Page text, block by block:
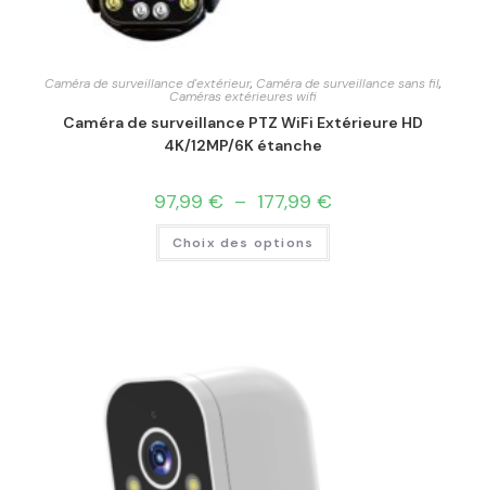
Caméra de surveillance d'extérieur, Caméra de surveillance sans fil,
Caméras extérieures wifi
Caméra de surveillance PTZ WiFi Extérieure HD
4K/12MP/6K étanche
97,99 € – 177,99 €
Choix des options